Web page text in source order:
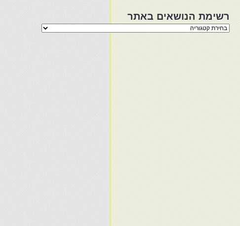
רשימת הנושאים באתר
רשימת
הנושאים